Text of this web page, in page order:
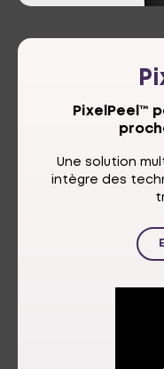
PixelPeel™
Une solution
intègre des